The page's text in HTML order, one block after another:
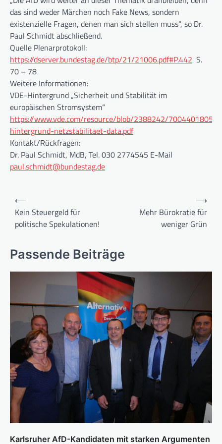
das sind weder Märchen noch Fake News, sondern
existenzielle Fragen, denen man sich stellen muss“, so Dr.
Paul Schmidt abschließend.
Quelle Plenarprotokoll:
https://dserver.bundestag.de/btp/21/21006.pdf#P.442 S.
70 – 78
Weitere Informationen:
VDE-Hintergrund „Sicherheit und Stabilität im
europäischen Stromsystem“
https://www.vde.com/resource/blob/2388242/
hintergrund-netzstabilitaet-data.pdf
Kontakt/Rückfragen:
Dr. Paul Schmidt, MdB, Tel. 030 2774545 E-Mail
paul.schmidt@bundestag.de
Beitragsnavigation
⟵
Kein Steuergeld für
politische Spekulationen!
Mehr Bürokratie für
weniger Grün
⟶
Passende Beiträge
Karlsruher AfD-Kandidaten mit starken Argumenten